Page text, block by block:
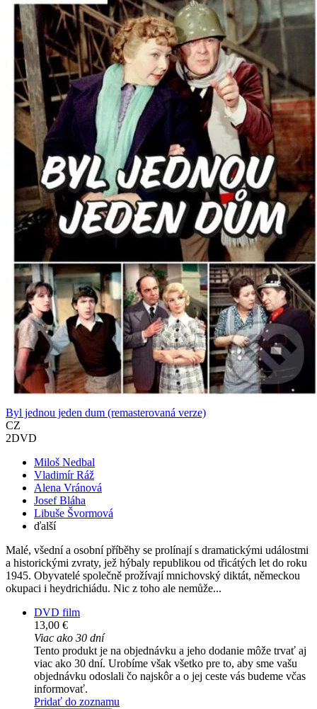
Byl jednou jeden dum (remasterovaná verze)
CZ
2DVD
Miloš Nedbal
Vladimír Ráž
Alena Vránová
Josef Bláha
Libuše Švormová
ďalší
Malé, všední a osobní příběhy se prolínají s dramatickými událostmi
a historickými zvraty, jež hýbaly republikou od třicátých let do roku
1945. Obyvatelé společně prožívají mnichovský diktát, německou
okupaci i heydrichiádu. Nic z toho ale nemůže...
DVD film
13,00 €
Viac ako 30 dní
Tento produkt je na objednávku a jeho dodanie môže trvať aj
viac ako 30 dní. Urobíme však všetko pre to, aby sme vašu
objednávku odoslali čo najskôr a o jej ceste vás budeme včas
informovať.
Pridať do zoznamu